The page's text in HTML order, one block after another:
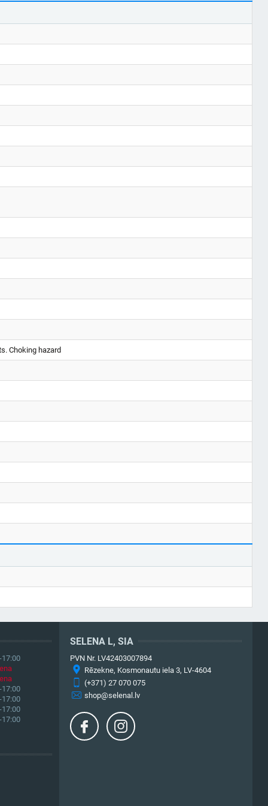
Choking hazard
17:00
17:00
17:00
17:00
17:00
SELENA L, SIA
PVN Nr. LV42403007894
Rēzekne, Kosmonautu iela 3, LV-4604
(+371) 27 070 075
shop@selenal.lv